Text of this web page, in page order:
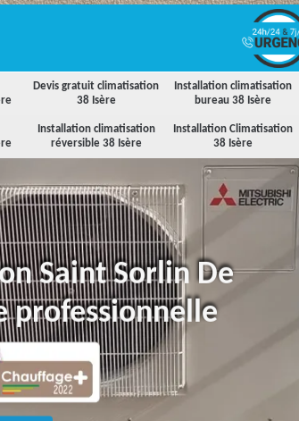
Devis gratuit climatisation
38 Isère
Installation climatisation
bureau 38 Isère
Installation climatisation
réversible 38 Isère
Installation Climatisation
38 Isère
Saint Sorlin De
professionnelle